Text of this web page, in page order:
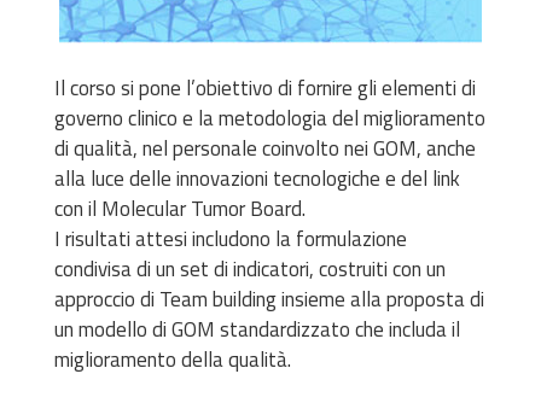
Il corso si pone l’obiettivo di fornire gli elementi di
governo clinico e la metodologia del miglioramento
di qualità, nel personale coinvolto nei GOM, anche
alla luce delle innovazioni tecnologiche e del link
con il Molecular Tumor Board.
I risultati attesi includono la formulazione
condivisa di un set di indicatori, costruiti con un
approccio di Team building insieme alla proposta di
un modello di GOM standardizzato che includa il
miglioramento della qualità.